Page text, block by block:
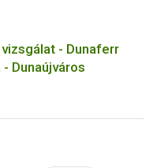
- Dunaferr
Dunaújváros